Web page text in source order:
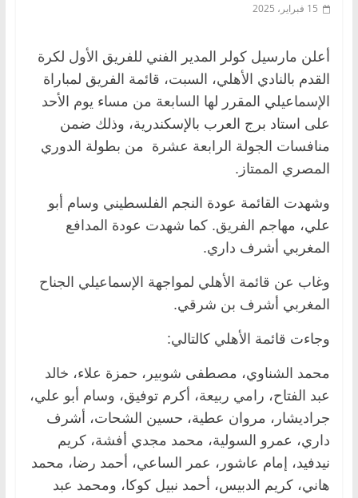
15 فبراير، 2025
أعلن مارسيل كولر المدير الفني للفريق الأول لكرة
القدم بالنادي الأهلي، السبت، قائمة الفريق لمباراة
الإسماعيلي المقرر لها السابعة من مساء يوم الأحد
على استاد برج العرب بالإسكندرية، وذلك ضمن
منافسات الجولة الرابعة عشرة من بطولة الدوري
المصري الممتاز.
وشهدت القائمة عودة النجم الفلسطيني وسام أبو
علي، مهاجم الفريق. كما شهدت عودة المدافع
المغربي أشرف داري.
وغاب عن قائمة الأهلي لمواجهة الإسماعيلي الجناح
المغربي أشرف بن شرقي.
وجاءت قائمة الأهلي كالتالي:
محمد الشناوي، مصطفى شوبير، حمزة علاء، خالد
عبد الفتاح، رامي ربيعة، أكرم توفيق، وسام أبو علي،
جراديشار، مروان عطية، حسين الشحات، أشرف
داري، عمرو السولية، محمد مجدي أفشة، كريم
نيدفيد، إمام عاشور، عمر الساعي، أحمد رضا، محمد
هاني، كريم الدبيس، أحمد نبيل كوكا، ومحمد عبد